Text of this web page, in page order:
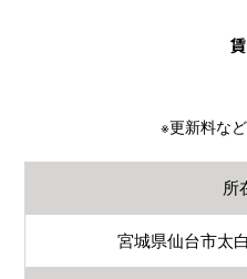
※更新料な
所
宮城県仙台市太